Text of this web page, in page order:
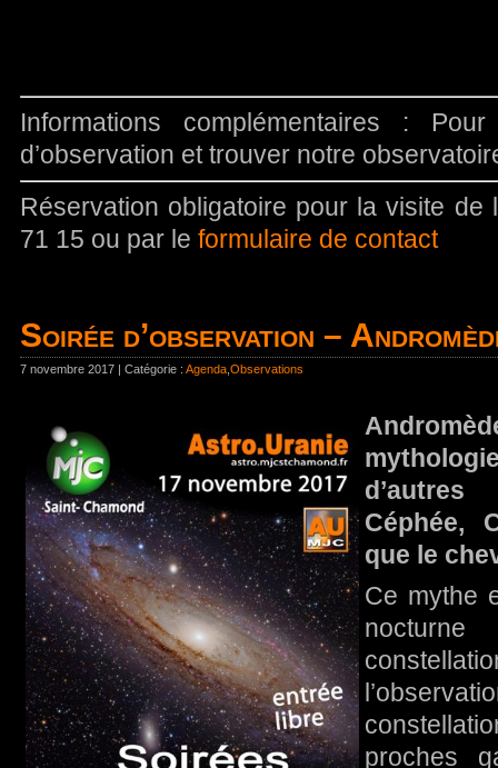
Informations complémentaires :
d’observation et trouver notre
Réservation obligatoire pour la visite de
71 15 ou par le formulaire de contact
Soirée d’observation –
7 novembre 2017 | Catégorie : Agenda Observations
d’autres
Céphée,
que le
Ce mythe
proches